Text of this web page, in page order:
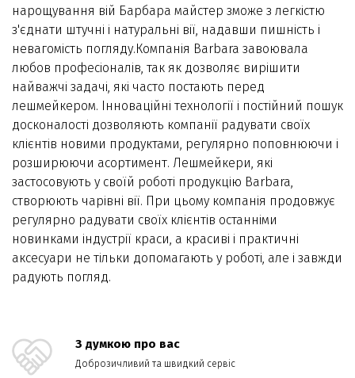
нарощування вій Барбара майстер зможе з легкістю
з'єднати штучні і натуральні вії, надавши пишність і
невагомість погляду.Компанія Barbara завоювала
любов професіоналів, так як дозволяє вирішити
найважчі задачі, які часто постають перед
лешмейкером. Інноваційні технології і постійний пошук
досконалості дозволяють компанії радувати своїх
клієнтів новими продуктами, регулярно поповнюючи і
розширюючи асортимент. Лешмейкери, які
застосовують у своїй роботі продукцію Barbara,
створюють чарівні вії. При цьому компанія продовжує
регулярно радувати своїх клієнтів останніми
новинками індустрії краси, а красиві і практичні
аксесуари не тільки допомагають у роботі, але і завжди
радують погляд.
З думкою про вас
Доброзичливий та швидкий сервіс